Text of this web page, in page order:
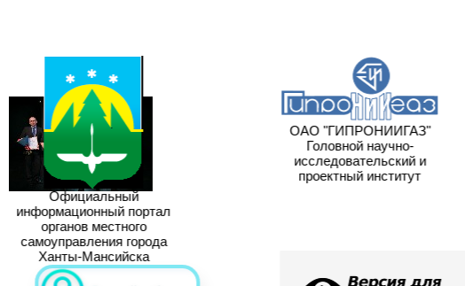
Официальный
информационный портал
органов местного
самоуправления города
Ханты-Мансийска
ОАО "ГИПРОНИИГАЗ"
Головной научно-
исследовательский и
проектный институт